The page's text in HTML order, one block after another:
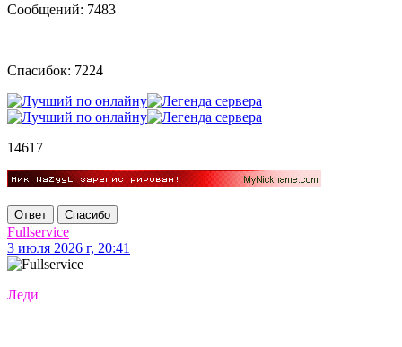
Сообщений: 7483
Спасибок: 7224
14617
Ответ Спасибо
Fullservice
3 июля 2026 г, 20:41
Леди